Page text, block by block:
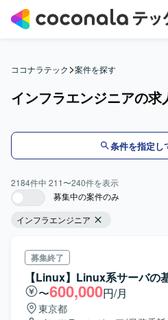
ココナラテック>案件を探す
インフラエンジニアの求
条件を指定し
2184件中 211〜240件を表示
募集中の案件のみ
インフラエンジニア
募集終了
【Linux】Linux系サーバの
〜600,000円/月
東京都